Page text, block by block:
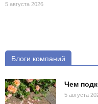
5 августа 2026
Блоги компаний
Чем
5 августа